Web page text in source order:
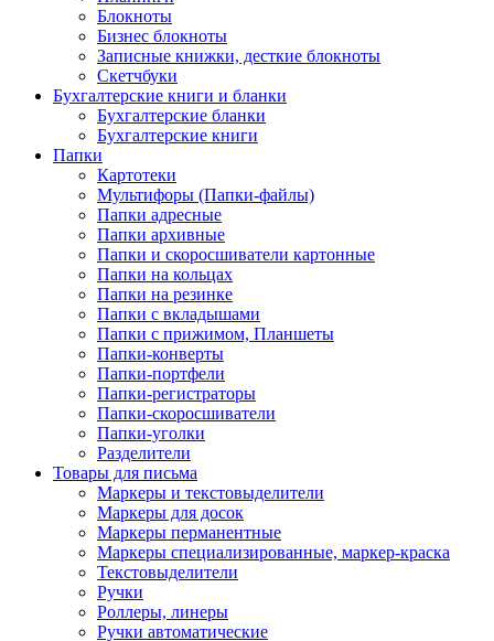
Блокноты
Бизнес блокноты
Записные книжки, десткие блокноты
Скетчбуки
Бухгалтерские книги и бланки
Бухгалтерские бланки
Бухгалтерские книги
Папки
Картотеки
Мультифоры (Папки-файлы)
Папки адресные
Папки архивные
Папки и скоросшиватели картонные
Папки на кольцах
Папки на резинке
Папки с вкладышами
Папки с прижимом, Планшеты
Папки-конверты
Папки-портфели
Папки-регистраторы
Папки-скоросшиватели
Папки-уголки
Разделители
Товары для письма
Маркеры и текстовыделители
Маркеры для досок
Маркеры перманентные
Маркеры специализированные, маркер-краска
Текстовыделители
Ручки
Роллеры, линеры
Ручки автоматические